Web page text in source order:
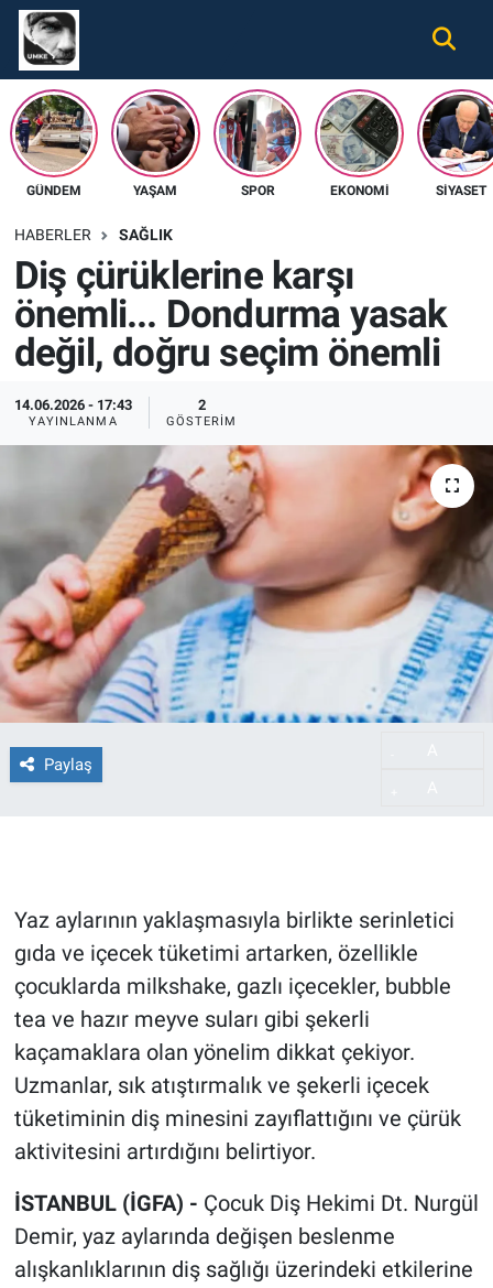
GÜNDEM YAŞAM SPOR EKONOMI SIYASET
HABERLER SAĞLIK
Diş çürüklerine karşı
önemli... Dondurma yasak
değil, doğru seçim önemli
14.06.2026 - 17:43
YAYINLANMA
2
GÖSTERIM
Paylaş
Yaz aylarının yaklaşmasıyla birlikte serinletici
gıda ve içecek tüketimi artarken, özellikle
çocuklarda milkshake, gazlı içecekler, bubble
tea ve hazır meyve suları gibi şekerli
kaçamaklara olan yönelim dikkat çekiyor.
Uzmanlar, sık atıştırmalık ve şekerli içecek
tüketiminin diş minesini zayıflattığını ve çürük
aktivitesini artırdığını belirtiyor.
İSTANBUL (İGFA) - Çocuk Diş Hekimi Dt. Nurgül
Demir, yaz aylarında değişen beslenme
alışkanlıklarının diş sağlığı üzerindeki etkilerine
Gündem
Ekonomi
Spor
Tüm Haberler
İletişim
Künye
Nöbetçi Eczaneler
Hava Durumu
Namaz Vakitleri
Süper Lig Puan Durumu ve Fikstür
Tüm Manşetler
Son Dakika Haberleri
Haber Arşivi